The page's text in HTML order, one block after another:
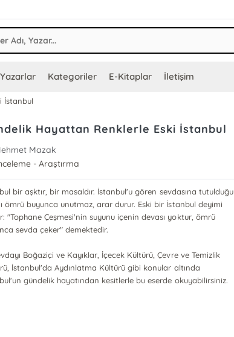
Yazarlar Kategoriler E-Kitaplar İletişim
İstanbul
Hayattan Renklerle Eski İstanbul
Mazak
- Araştırma
bir aşktır, bir masaldır. İstanbul'u gören sevdasına tutulduğu
ömrü buyunca unutmaz, arar durur. Eski bir İstanbul deyimi
"Tophane Çeşmesi'nin suyunu içenin devası yoktur, ömrü
sevda çeker" demektedir.
Boğaziçi ve Kayıklar, İçecek Kültürü, Çevre ve Temizlik
İstanbul'da Aydınlatma Kültürü gibi konular altında
gündelik hayatından kesitlerle bu eserde okuyabilirsiniz.